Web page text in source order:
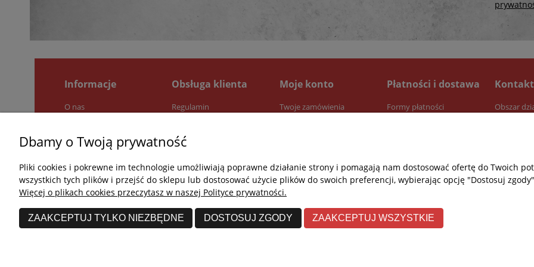
Informacje
O nas
Jak kupować?
Obsługa klienta
Regulamin
Polityka prywatności
Moje konto
Twoje zamówienia
Płatności i dostawa
Formy płatności
Kontakt
Obszar
Dbamy o Twoją prywatność
Pliki cookies i pokrewne im technologie umożliwiają poprawne działanie strony i pomagają nam dostosować ofertę do Twoich
wszystkich tych plików i przejść do sklepu lub dostosować użycie plików do swoich preferencji, wybierając opcję "Dostosuj
Więcej o plikach cookies przeczytasz w naszej Polityce prywatności.
ZAAKCEPTUJ TYLKO NIEZBĘDNE DOSTOSUJ ZGODY ZAAKCEPTUJ WSZYSTKIE